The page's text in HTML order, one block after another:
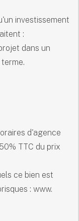
investissement
:
dans un
d'agence
TTC du prix
ce bien est
: www.